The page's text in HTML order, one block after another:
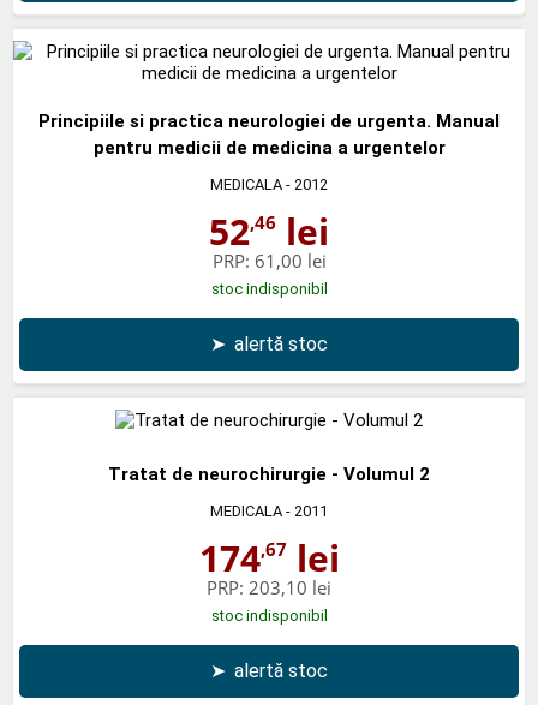
Principiile si practica neurologiei de urgenta. Manual
pentru medicii de medicina a urgentelor
MEDICALA - 2012
52,46 lei
PRP: 61,00 lei
stoc indisponibil
➤ alertă stoc
Tratat de neurochirurgie - Volumul 2
MEDICALA - 2011
174,67lei
PRP: 203,10 lei
stoc indisponibil
➤ alertă stoc